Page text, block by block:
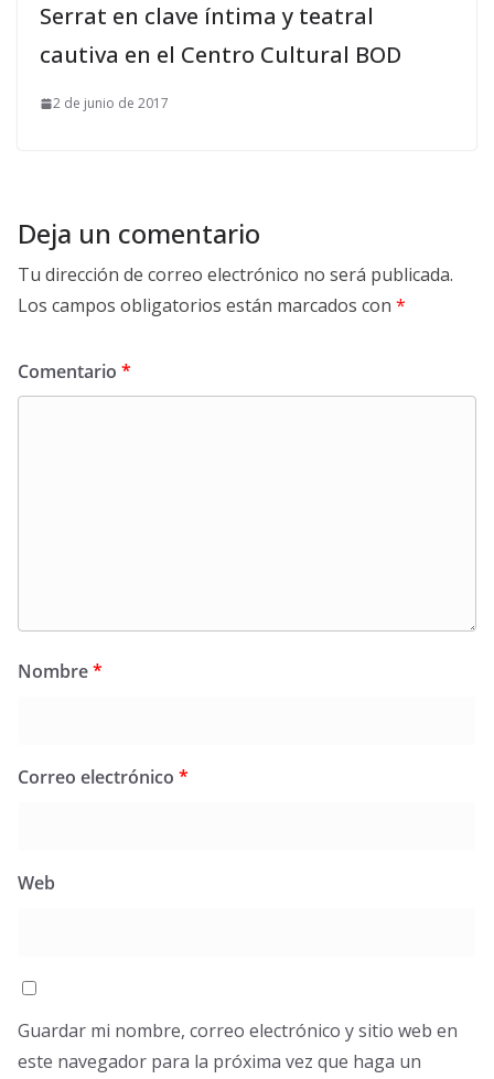
Serrat en clave íntima y teatral
cautiva en el Centro Cultural BOD
2 de junio de 2017
Deja un comentario
Tu dirección de correo electrónico no será publicada.
Los campos obligatorios están marcados con *
Comentario *
Nombre*
Correo electrónico *
Web
Guardar mi nombre, correo electrónico y sitio web en
este navegador para la próxima vez que haga un